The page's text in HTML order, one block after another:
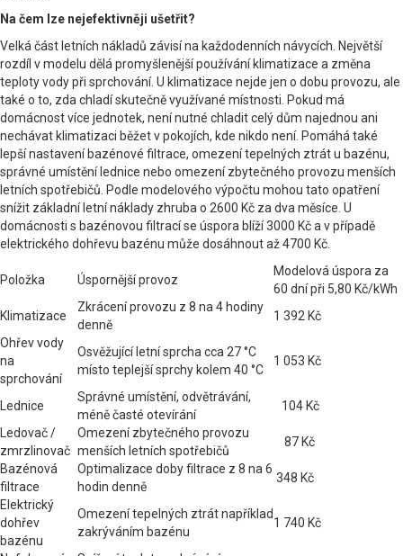
Na čem lze nejefektivněji ušetřit?
Velká část letních nákladů závisí na každodenních návycích. Největší
rozdíl v modelu dělá promyšlenější používání klimatizace a změna
teploty vody při sprchování. U klimatizace nejde jen o dobu provozu, ale
také o to, zda chladí skutečně využívané místnosti. Pokud má
domácnost více jednotek, není nutné chladit celý dům najednou ani
nechávat klimatizaci běžet v pokojích, kde nikdo není. Pomáhá také
lepší nastavení bazénové filtrace, omezení tepelných ztrát u bazénu,
správné umístění lednice nebo omezení zbytečného provozu menších
letních spotřebičů. Podle modelového výpočtu mohou tato opatření
snížit základní letní náklady zhruba o 2600 Kč za dva měsíce. U
domácnosti s bazénovou filtrací se úspora blíží 3000 Kč a v případě
elektrického dohřevu bazénu může dosáhnout až 4700 Kč.
Položka Úspornější provoz
Modelová úspora za
60 dní při 5,80 Kč/kWh
Klimatizace
Zkrácení provozu z 8 na 4 hodiny
denně
1 392 Kč
Ohřev vody
na
sprchování
Osvěžující letní sprcha cca 27 °C
místo teplejší sprchy kolem 40 °C
1 053 Kč
Lednice
Správné umístění, odvětrávání,
méně časté otevírání
104 Kč
Ledovač /
zmrzlinovač
Omezení zbytečného provozu
menších letních spotřebičů
87 Kč
Bazénová
filtrace
Optimalizace doby filtrace z 8 na 6
hodin denně
348 Kč
Elektrický
dohřev
bazénu
Omezení tepelných ztrát například
zakrýváním bazénu
1 740 Kč